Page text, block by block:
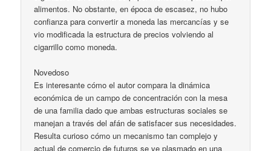
alimentos. No obstante, en época de escasez, no hubo
confianza para convertir a moneda las mercancías y se
vio modificada la estructura de precios volviendo al
cigarrillo como moneda.
Novedoso
Es interesante cómo el autor compara la dinámica
económica de un campo de concentración con la mesa
de una familia dado que ambas estructuras sociales se
manejan a través del afán de satisfacer sus necesidades.
Resulta curioso cómo un mecanismo tan complejo y
actual de comercio de futuros se ve plasmado en una